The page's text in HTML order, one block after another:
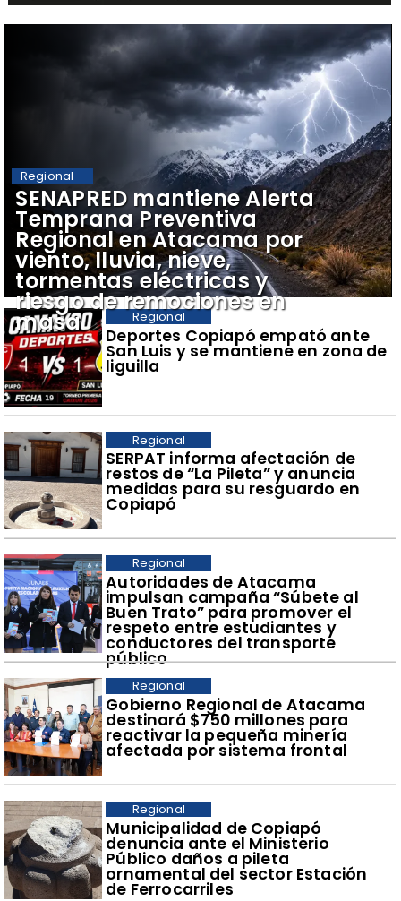
Deportes Copiapó empató ante
San Luis y se mantiene en zona de
liguilla
Regional
SERPAT informa afectación de
restos de “La Pileta” y anuncia
medidas para su resguardo en
Copiapó
Regional
Autoridades de Atacama
impulsan campaña “Súbete al
Buen Trato” para promover el
respeto entre estudiantes y
conductores del transporte
público
Regional
Gobierno Regional de Atacama
destinará $750 millones para
reactivar la pequeña minería
afectada por sistema frontal
Regional
Municipalidad de Copiapó
denuncia ante el Ministerio
Público daños a pileta
ornamental del sector Estación
de Ferrocarriles
Regional
SENAPRED mantiene Alerta
Temprana Preventiva
Regional en Atacama por
viento, lluvia, nieve,
tormentas eléctricas y
riesgo de remociones en
masa
Regional